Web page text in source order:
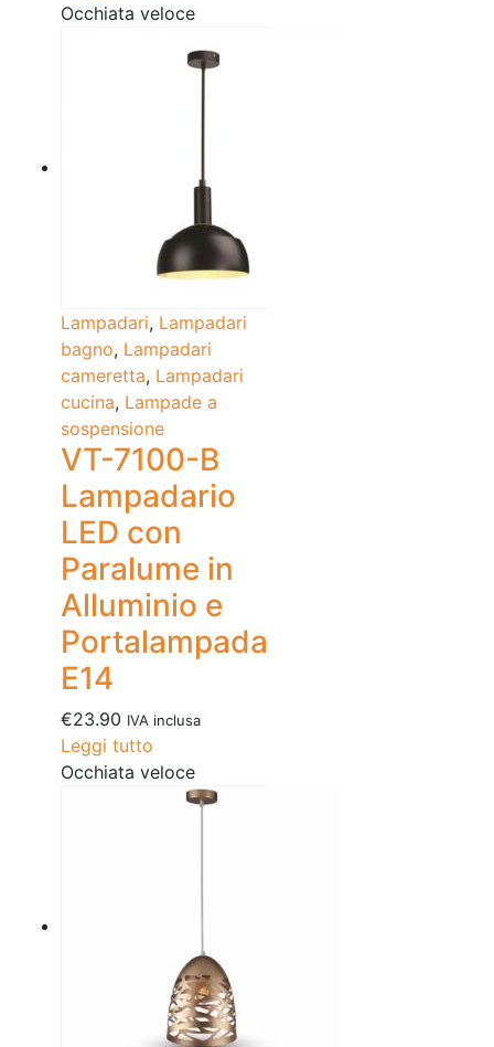
Occhiata veloce
Lampadari, Lampadari
bagno, Lampadari
cameretta, Lampadari
cucina, Lampade a
sospensione
VT-7100-B
Lampadario
LED con
Paralume in
Alluminio e
Portalampada
E14
€23.90 IVA inclusa
Leggi tutto
Occhiata veloce